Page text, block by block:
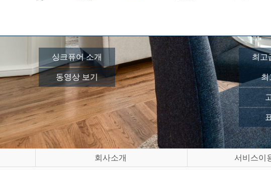
싱크퓨어 소개
동영상 보기
최고
최
회사소개 서비스이